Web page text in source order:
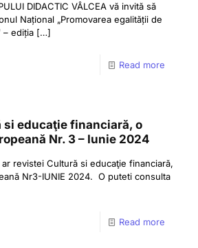
DIDACTIC VÂLCEA vă invită să
Național „Promovarea egalității de
– ediția […]
Read more
si educaţie financiară, o
Nr. 3 – Iunie 2024
revistei Cultură si educaţie financiară,
Nr3-IUNIE 2024. O puteti consulta
Read more